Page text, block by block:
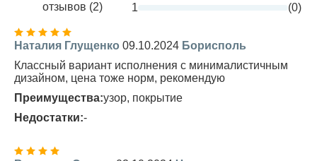
отзывов (2)
1
(0)
Наталия Глущенко 09.10.2024 Борисполь
Классный вариант исполнения с минималистичным
дизайном, цена тоже норм, рекомендую
Преимущества:узор, покрытие
Недостатки:-